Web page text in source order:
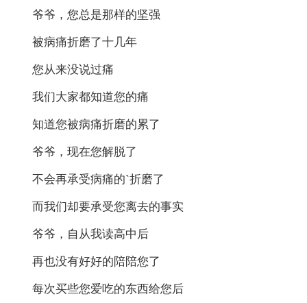
爷爷，您总是那样的坚强
被病痛折磨了十几年
您从来没说过痛
我们大家都知道您的痛
知道您被病痛折磨的累了
爷爷，现在您解脱了
不会再承受病痛的`折磨了
而我们却要承受您离去的事实
爷爷，自从我读高中后
再也没有好好的陪陪您了
每次买些您爱吃的东西给您后